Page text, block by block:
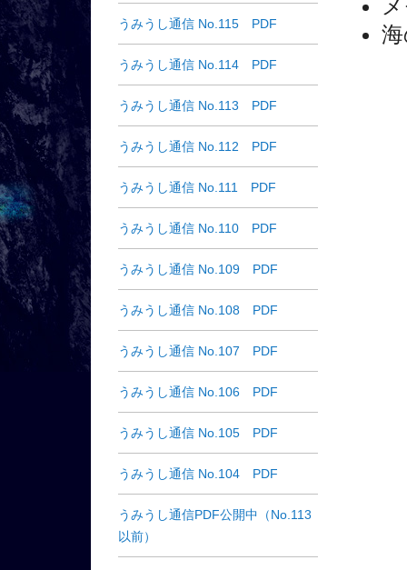
うみうし通信 No.115 PDF
うみうし通信 No.114 PDF
うみうし通信 No.113 PDF
うみうし通信 No.112 PDF
うみうし通信 No.111 PDF
うみうし通信 No.110 PDF
うみうし通信 No.109 PDF
うみうし通信 No.108 PDF
うみうし通信 No.107 PDF
うみうし通信 No.106 PDF
うみうし通信 No.105 PDF
うみうし通信 No.104 PDF
うみうし通信PDF公開中（No.113
以前）